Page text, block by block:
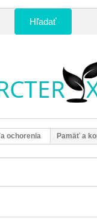
Hľadať
ochorenia Pamäť a